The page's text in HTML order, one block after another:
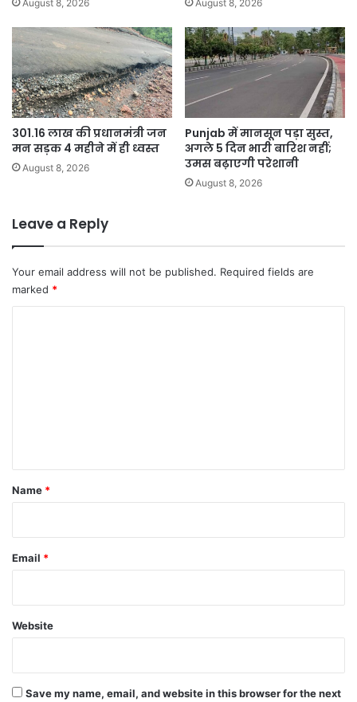
August 8, 2026 August 8, 2026
301.16 लाख की प्रधानमंत्री जन
मन सड़क 4 महीने में ही ध्वस्त
August 8, 2026
Punjab में मानसून पड़ा सुस्त,
अगले 5 दिन भारी बारिश नहीं;
उमस बढ़ाएगी परेशानी
August 8, 2026
Leave a Reply
Your email address will not be published. Required fields are
marked *
*
Name *
Email *
Website
Save my name, email, and website in this browser for the next